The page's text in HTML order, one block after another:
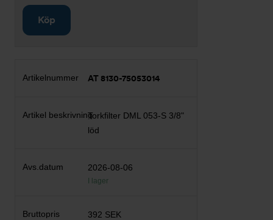
Köp
AT 8130-75053014
Torkfilter DML 053-S 3/8"
löd
2026-08-06
I lager
392 SEK